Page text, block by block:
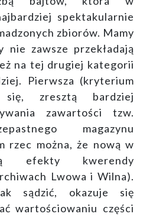
spektakularnie
zbiorów. Mamy
nie zawsze przekładają
na tej drugiej kategorii
Pierwsza (kryterium
zresztą bardziej
zawartości tzw.
magazynu
rzec można, że nową w
efekty kwerendy
Lwowa i Wilna).
sądzić, okazuje się
wartościowaniu części